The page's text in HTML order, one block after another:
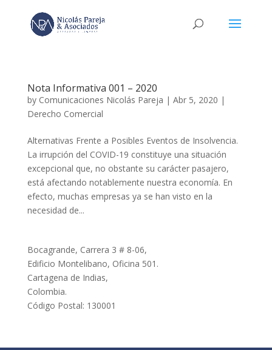
Nota Informativa 001 – 2020
by Comunicaciones Nicolás Pareja | Abr 5, 2020 |
Derecho Comercial
Alternativas Frente a Posibles Eventos de Insolvencia.
La irrupción del COVID-19 constituye una situación
excepcional que, no obstante su carácter pasajero,
está afectando notablemente nuestra economía. En
efecto, muchas empresas ya se han visto en la
necesidad de...
Bocagrande, Carrera 3 # 8-06,
Edificio Montelibano, Oficina 501.
Cartagena de Indias,
Colombia.
Código Postal: 130001